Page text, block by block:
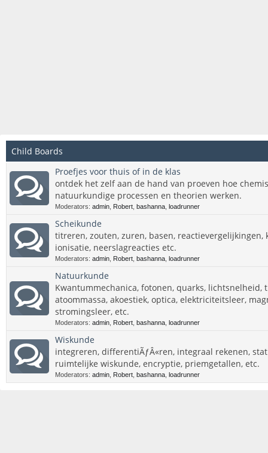
Child Boards
Proefjes voor thuis of in de klas
ontdek het zelf aan de hand van proeven hoe
natuurkundige processen en theorien werken.
Moderators: admin Robert bashanna loadrunner
Scheikunde
titreren, zouten, zuren, basen, reactievergelijkingen,
ionisatie, neerslagreacties etc.
Moderators: admin Robert bashanna loadrunner
Natuurkunde
Kwantummechanica, fotonen, quarks, lichtsnelheid,
atoommassa, akoestiek, optica, elektriciteitsleer,
stromingsleer, etc.
Moderators: admin Robert bashanna loadrunner
Wiskunde
integreren, differentiÃƒÂ«ren, integraal rekenen,
ruimtelijke wiskunde, encryptie, priemgetallen, etc.
Moderators: admin Robert bashanna loadrunner